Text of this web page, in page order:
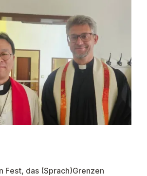
Fest, das (Sprach)Grenzen